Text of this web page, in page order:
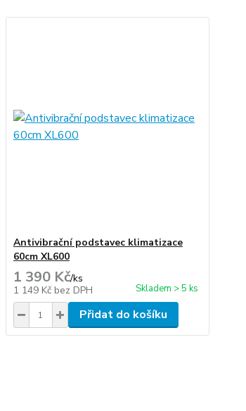
Antivibrační podstavec klimatizace
60cm XL600
1 390 Kč/ks
1 149 Kč bez DPH Skladem > 5 ks
Přidat do košíku